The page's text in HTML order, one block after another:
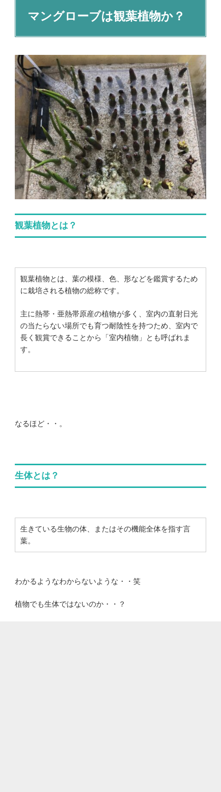
マングローブは観葉植物か？
観葉植物とは？
観葉植物とは、葉の模様、色、形などを鑑賞するため
に栽培される植物の総称です。
主に熱帯・亜熱帯原産の植物が多く、室内の直射日光
の当たらない場所でも育つ耐陰性を持つため、室内で
長く観賞できることから「室内植物」とも呼ばれま
す。
なるほど・・。
生体とは？
生きている生物の体、またはその機能全体を指す言
葉。
わかるようなわからないような・・笑
植物でも生体ではないのか・・？